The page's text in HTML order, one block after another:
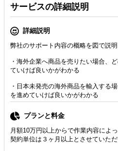
サービスの詳細説明
詳細説明
弊社のサポート内容の概略を図で説明
・海外企業へ商品を売りたい場合、
ていけば良いかがわかる
・日本未発売の海外商品を輸入する
を進めていけば良いかがわかる
プランと料金
月額10万円以上からで作業内容によ
契約単位は３ヶ月以上とさせていただ